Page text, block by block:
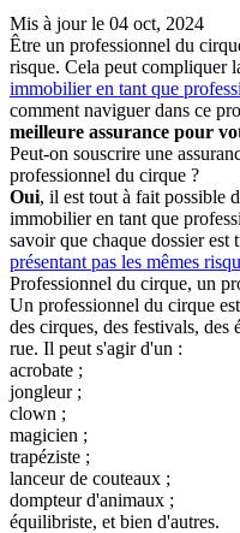
Mis à jour le 04 oct, 2024
Être un professionnel du
risque. Cela peut compliquer
immobilier en tant que
comment naviguer dans ce
meilleure assurance pour
Peut-on souscrire une
professionnel du cirque ?
Oui, il est tout à fait possible
immobilier en tant que
savoir que chaque dossier est
présentant pas les mêmes
Professionnel du cirque, un
Un professionnel du cirque
des cirques, des festivals, des
rue. Il peut s'agir d'un :
acrobate ;
jongleur ;
clown ;
magicien ;
trapéziste ;
lanceur de couteaux ;
dompteur d'animaux ;
équilibriste, et bien d'autres.